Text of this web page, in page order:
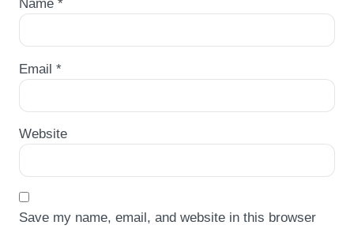
Name *
Email *
Website
Save my name, email, and website in this browser